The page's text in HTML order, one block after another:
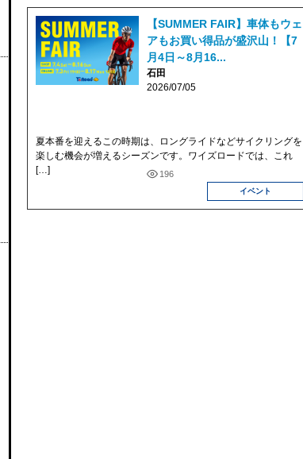
【SUMMER FAIR】車体もウェ
アもお買い得品が盛沢山！【7
月4日～8月16...
石田
2026/07/05
196
イベント
夏本番を迎えるこの時期は、ロングライドなどサイクリングを
楽しむ機会が増えるシーズンです。ワイズロードでは、これ
[…]